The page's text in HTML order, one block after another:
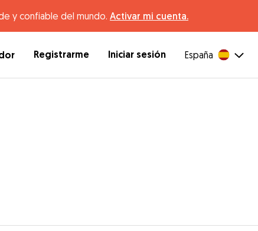
y confiable del mundo. Activar mi cuenta.
Registrarme Iniciar sesión España